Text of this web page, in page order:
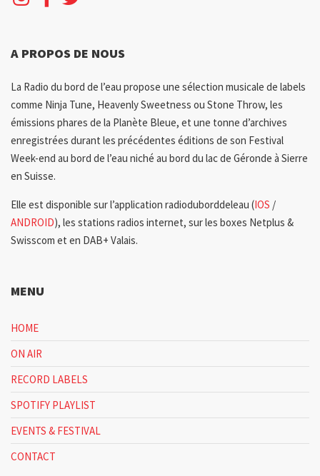
A PROPOS DE NOUS
La Radio du bord de l’eau propose une sélection musicale de labels
comme Ninja Tune, Heavenly Sweetness ou Stone Throw, les
émissions phares de la Planète Bleue, et une tonne d’archives
enregistrées durant les précédentes éditions de son Festival
Week-end au bord de l’eau niché au bord du lac de Géronde à Sierre
en Suisse.
Elle est disponible sur l’application radioduborddeleau (IOS /
ANDROID), les stations radios internet, sur les boxes Netplus &
Swisscom et en DAB+ Valais.
MENU
HOME
ON AIR
RECORD LABELS
SPOTIFY PLAYLIST
EVENTS & FESTIVAL
CONTACT